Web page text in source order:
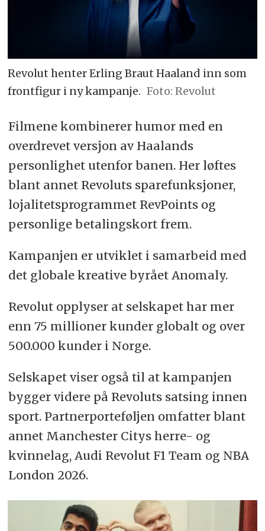
Revolut henter Erling Braut Haaland inn som
frontfigur i ny kampanje. Foto: Revolut
Filmene kombinerer humor med en
overdrevet versjon av Haalands
personlighet utenfor banen. Her løftes
blant annet Revoluts sparefunksjoner,
lojalitetsprogrammet RevPoints og
personlige betalingskort frem.
Kampanjen er utviklet i samarbeid med
det globale kreative byrået Anomaly.
Revolut opplyser at selskapet har mer
enn 75 millioner kunder globalt og over
500.000 kunder i Norge.
Selskapet viser også til at kampanjen
bygger videre på Revoluts satsing innen
sport. Partnerporteføljen omfatter blant
annet Manchester Citys herre- og
kvinnelag, Audi Revolut F1 Team og NBA
London 2026.